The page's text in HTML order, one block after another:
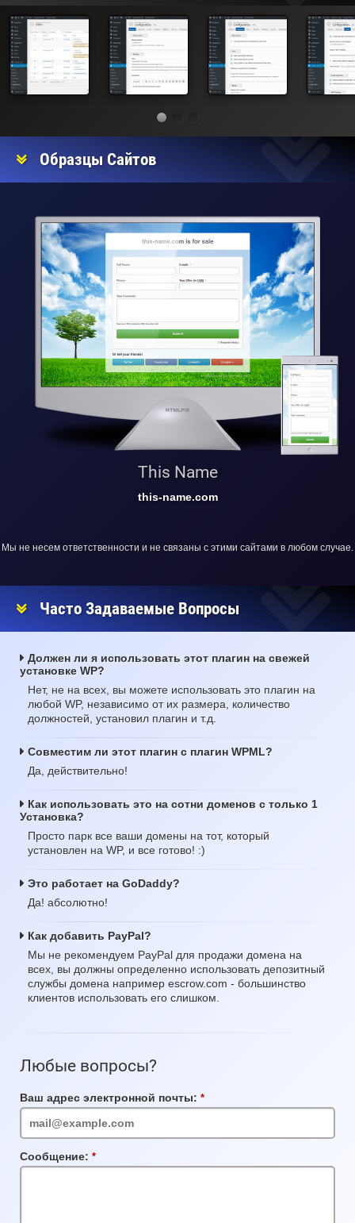
Образцы Сайтов
This Name
this-name.com
Мы не несем ответственности и не связаны с этими сайтами в любом случае.
Часто Задаваемые Вопросы
Должен ли я использовать этот плагин на свежей
установке WP?
Нет, не на всех, вы можете использовать это плагин на
любой WP, независимо от их размера, количество
должностей, установил плагин и т.д.
Совместим ли этот плагин с плагин WPML?
Да, действительно!
Как использовать это на сотни доменов с только 1
Установка?
Просто парк все ваши домены на тот, который
установлен на WP, и все готово! :)
Это работает на GoDaddy?
Да! абсолютно!
Как добавить PayPal?
Мы не рекомендуем PayPal для продажи домена на
всех, вы должны определенно использовать депозитный
службы домена например escrow.com - большинство
клиентов использовать его слишком.
Любые вопросы?
Ваш адрес электронной почты:
поле
Сообщение:
поле